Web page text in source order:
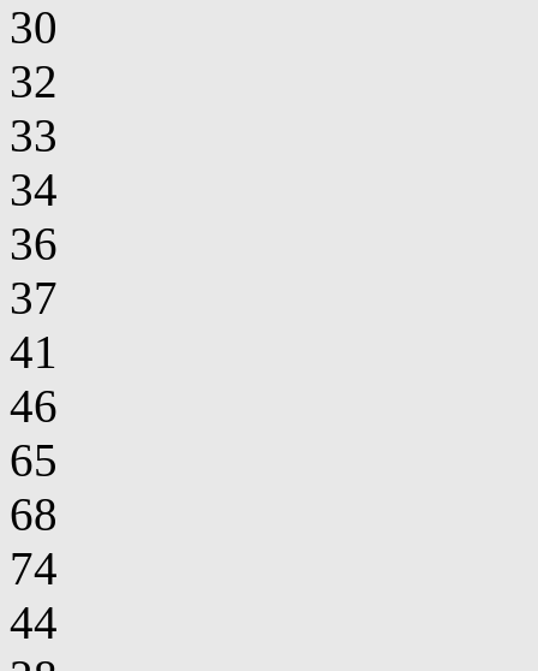
30
32
33
34
36
37
41
46
65
68
74
44